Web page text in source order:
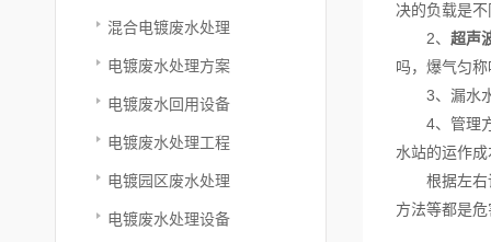
混合电镀废水处理
电镀废水处理方案
电镀废水回用设备
电镀废水处理工程
电镀园区废水处理
电镀废水处理设备
决的负载是
2、 超声
吗，爆气匀
3、漏水水
4、管理方
水站的运作
根据左右
方法等都是